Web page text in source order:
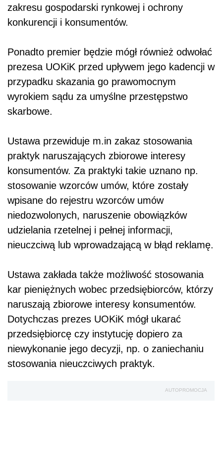
zakresu gospodarski rynkowej i ochrony
konkurencji i konsumentów.
Ponadto premier będzie mógł również odwołać
prezesa UOKiK przed upływem jego kadencji w
przypadku skazania go prawomocnym
wyrokiem sądu za umyślne przestępstwo
skarbowe.
Ustawa przewiduje m.in zakaz stosowania
praktyk naruszających zbiorowe interesy
konsumentów. Za praktyki takie uznano np.
stosowanie wzorców umów, które zostały
wpisane do rejestru wzorców umów
niedozwolonych, naruszenie obowiązków
udzielania rzetelnej i pełnej informacji,
nieuczciwą lub wprowadzającą w błąd reklamę.
Ustawa zakłada także możliwość stosowania
kar pieniężnych wobec przedsiębiorców, którzy
naruszają zbiorowe interesy konsumentów.
Dotychczas prezes UOKiK mógł ukarać
przedsiębiorcę czy instytucję dopiero za
niewykonanie jego decyzji, np. o zaniechaniu
stosowania nieuczciwych praktyk.
AUTOPROMOCJA